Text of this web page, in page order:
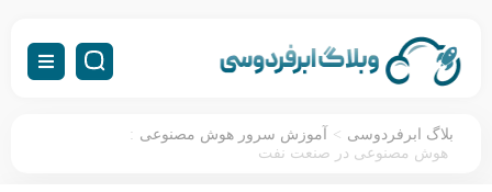
بلاگ ابرفردوسی > آموزش سرور هوش مصنوعی :
هوش مصنوعی در صنعت نفت